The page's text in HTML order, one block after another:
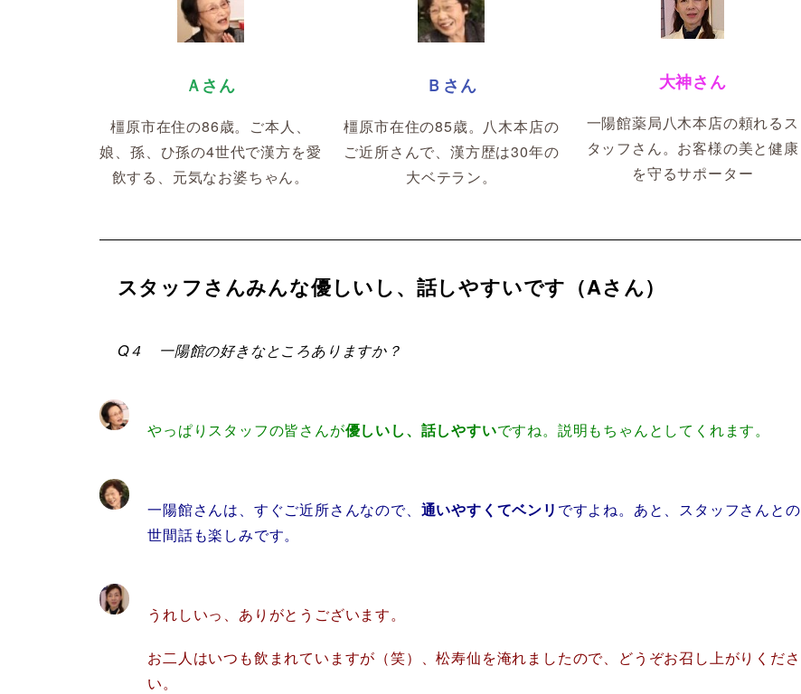
Ａさん
橿原市在住の86歳。ご本人、
娘、孫、ひ孫の4世代で漢方を愛
飲する、元気なお婆ちゃん。
Ｂさん
橿原市在住の85歳。八木本店の
ご近所さんで、漢方歴は30年の
大ベテラン。
大神さん
一陽館薬局八木本店の頼れるス
タッフさん。お客様の美と健康
を守るサポーター​
スタッフさんみんな優しいし、話しやすいです（Aさん）
Q４ 一陽館の好きなところありますか？
やっぱりスタッフの皆さんが優しいし、話しやすいですね。説明もちゃんとしてくれます。
一陽館さんは、すぐご近所さんなので、 通いやすくてベンリ ですよね。あと、スタッフさんとの
世間話も楽しみです。
うれしいっ、ありがとうございます。
お二人はいつも飲まれていますが（笑）、松寿仙を淹れましたので、どうぞお召し上がりくださ
い。